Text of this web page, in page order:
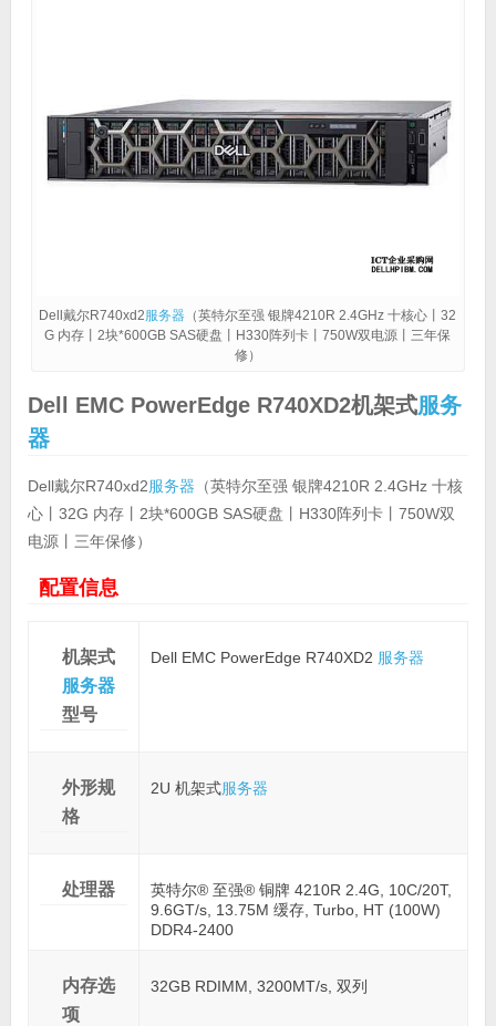
Dell戴尔R740xd2服务器 （英特尔至强 银牌4210R 2.4GHz 十核心丨32
G 内存丨2块*600GB SAS硬盘丨H330阵列卡丨750W双电源丨三年保
修）
Dell EMC PowerEdge R740XD2机架式服务
器
Dell戴尔R740xd2服务器 （英特尔至强 银牌4210R 2.4GHz 十核
心丨32G 内存丨2块*600GB SAS硬盘丨H330阵列卡丨750W双
电源丨三年保修）
配置信息
机架式
服务器
型号
Dell EMC PowerEdge R740XD2 服务器
外形规
格
2U 机架式服务器
处理器
英特尔® 至强® 铜牌 4210R 2.4G, 10C/20T,
9.6GT/s, 13.75M 缓存, Turbo, HT (100W)
DDR4-2400
内存选
项
32GB RDIMM, 3200MT/s, 双列